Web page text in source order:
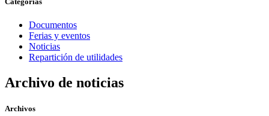
Documentos
Ferias y eventos
Noticias
Repartición de utilidades
Archivo de noticias
Archivos